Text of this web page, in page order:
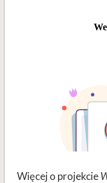
Więcej o projekcie